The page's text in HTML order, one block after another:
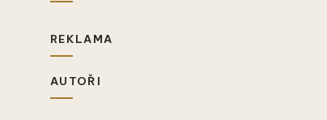
REKLAMA
AUTOŘI